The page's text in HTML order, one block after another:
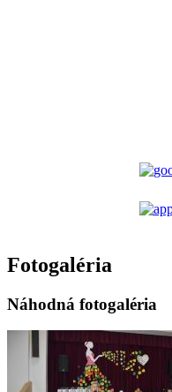
Fotogaléria
Náhodná fotogaléria